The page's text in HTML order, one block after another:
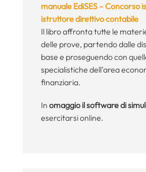
manuale EdiSES – Concorso
istruttore direttivo contabile
Il libro affronta tutte le
delle prove, partendo dalle
base e proseguendo con
specialistiche dell’area
finanziaria.
In omaggio il software di
esercitarsi online.